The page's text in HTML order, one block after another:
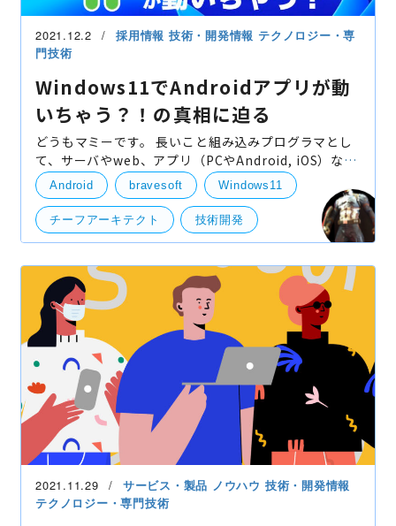
2021.12.2 採用情報 技術・開発情報 テクノロジー・専
門技術
Windows11でAndroidアプリが動
いちゃう？！の真相に迫る
どうもマミーです。 長いこと組み込みプログラマとし
て、サーバやweb、アプリ（PCやAndroid, iOS）など
一通りのプログラムを経験して現在はチーフアーキテ
クトとして設計をメインにした業務を日々行なってお
ります
Android bravesoft Windows11
チーフアーキテクト 技術開発
2021.11.29 サービス・製品 ノウハウ 技術・開発情報
テクノロジー・専門技術